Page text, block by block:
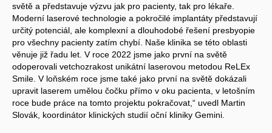
světě a představuje výzvu jak pro pacienty, tak pro lékaře.
Moderní laserové technologie a pokročilé implantáty představují
určitý potenciál, ale komplexní a dlouhodobé řešení presbyopie
pro všechny pacienty zatím chybí. Naše klinika se této oblasti
věnuje již řadu let. V roce 2022 jsme jako první na světě
odoperovali vetchozrakost unikátní laserovou metodou ReLEx
Smile. V loňském roce jsme také jako první na světě dokázali
upravit laserem umělou čočku přímo v oku pacienta, v letošním
roce bude práce na tomto projektu pokračovat,“ uvedl Martin
Slovák, koordinátor klinických studií oční kliniky Gemini.